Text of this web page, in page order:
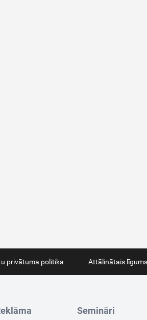
privātuma politika Attālinātais līgums
Semināri